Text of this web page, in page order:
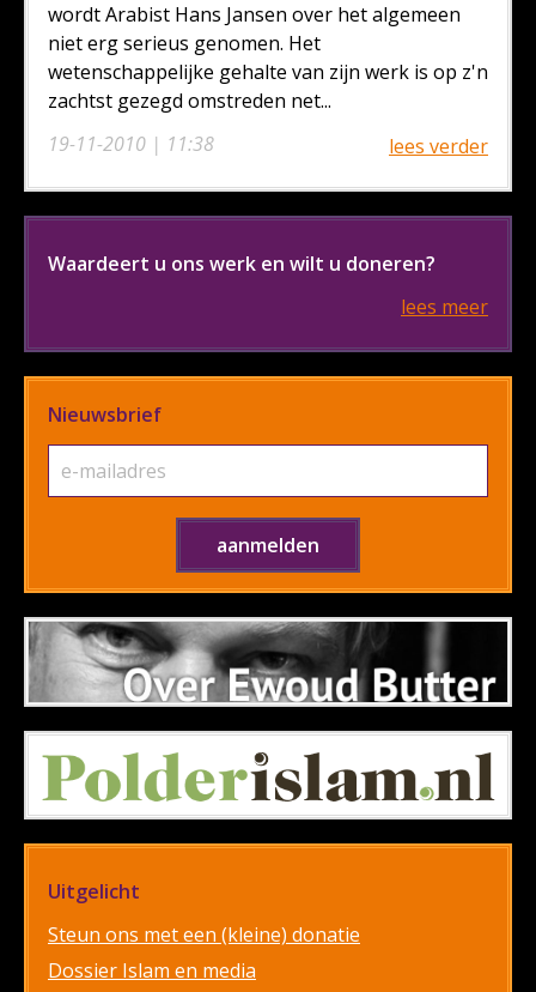
19-11-2010 | 11:38
wordt Arabist Hans Jansen over het algemeen
niet erg serieus genomen. Het
wetenschappelijke gehalte van zijn werk is op z'n
zachtst gezegd omstreden net...
lees verder
Waardeert u ons werk en wilt u doneren?
lees meer
Nieuwsbrief
Uitgelicht
Steun ons met een (kleine) donatie
Dossier Islam en media